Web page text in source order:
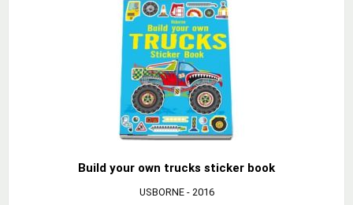
Build your own trucks sticker book
USBORNE- 2016